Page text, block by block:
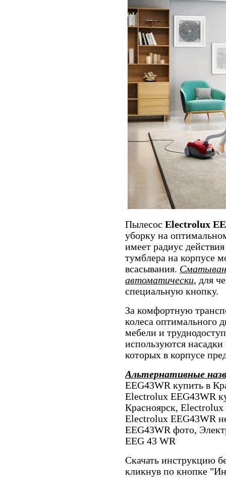
Пылесос Electrolux
уборку на
имеет радиус
тумблера на корпусе
всасывания.
автоматически, для
специальную кнопку.
За комфортную
колеса оптимального
мебели и
используются
которых в корпусе
Альтернативные
EEG43WR купить в
Electrolux EEG43WR
Красноярск,
Electrolux EEG43WR
EEG43WR фото,
EEG 43 WR
Скачать инструкцию
кликнув по кнопке